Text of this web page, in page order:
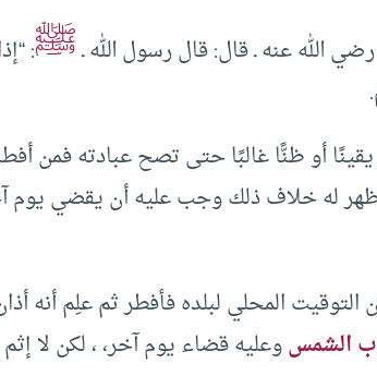
رضي الله عنه ـ قال: قال رسول الله ـﷺ:
أو ظنًّا غالبًا حتى تصح عبادته فمن أفطر
له خلاف ذلك وجب عليه أن يقضي يوم
المحلي لبلده فأفطر ثم علِم أنه
الشمسوعليه قضاء يوم آخر، ، لكن لا